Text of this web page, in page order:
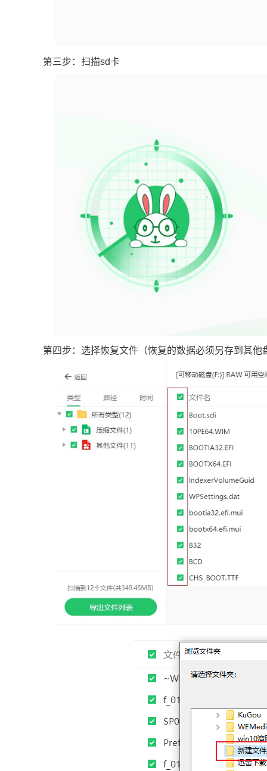
第三步：扫描sd卡
第四步：选择恢复文件（恢复的数据必须另存到其